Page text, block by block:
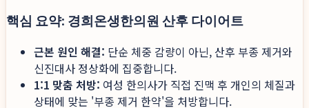
핵심 요약: 경희온생한의원 산후 다이어트
근본 원인 해결: 단순 체중 감량이 아닌, 산후 부종 제거와
신진대사 정상화에 집중합니다.
1:1 맞춤 처방: 여성 한의사가 직접 진맥 후 개인의 체질과
상태에 맞는 '부종 제거 한약'을 처방합니다.